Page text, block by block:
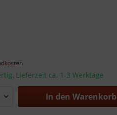
Lieferzeit ca. 1-3 Werktage
In den Warenkorb